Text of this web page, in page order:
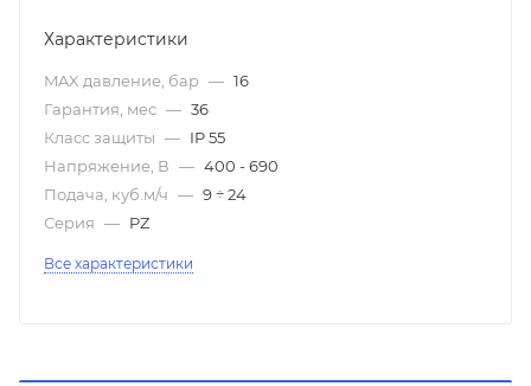
Характеристики
MAX давление, бар — 16
Гарантия, мес — 36
Класс защиты — IP 55
Напряжение, В — 400 - 690
Подача, куб.м/ч — 9 ÷ 24
Серия — PZ
Все характеристики